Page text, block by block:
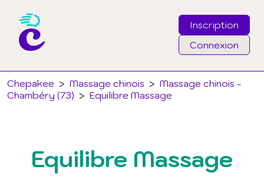
Inscription
Connexion
Chepakee > Massage chinois > Massage chinois -
Chambéry (73) > Equilibre Massage
Email
J'ai oublié mon mot de passe
Equilibre Massage